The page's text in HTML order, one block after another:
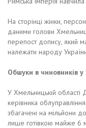
На сторінці жінки,
даними голови
перепост допису, який
належати народу
Обшуки в чиновників
У Хмельницькій
керівника
збагачені на мільйони
лише готівкою майже 6